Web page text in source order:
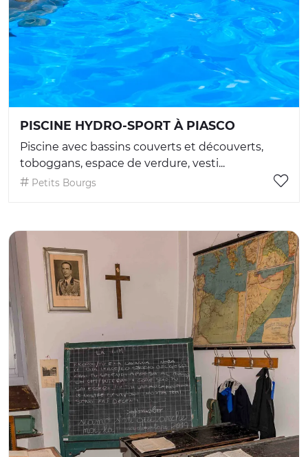
PISCINE HYDRO-SPORT À PIASCO
Piscine avec bassins couverts et découverts,
toboggans, espace de verdure, vesti...
Petits Bourgs